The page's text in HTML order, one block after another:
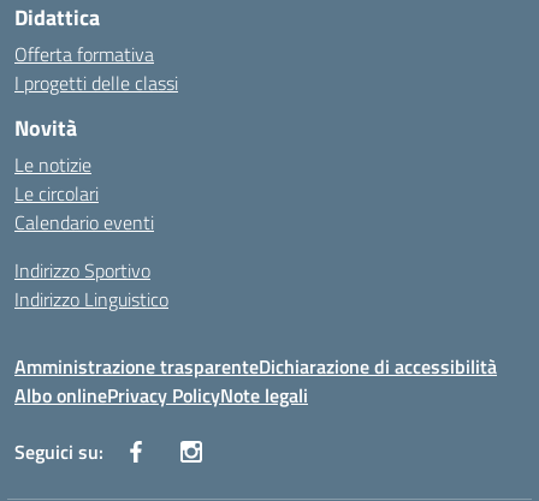
Didattica
Offerta formativa
I progetti delle classi
Novità
Le notizie
Le circolari
Calendario eventi
Indirizzo Sportivo
Indirizzo Linguistico
Amministrazione trasparenteDichiarazione di accessibilità
Albo onlinePrivacy PolicyNote legali
Seguici su: